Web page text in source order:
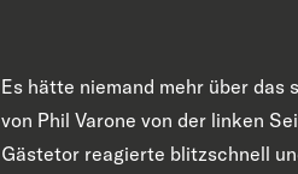
Es hätte niemand mehr über
von Phil Varone von der linken
Gästetor reagierte blitzschnell